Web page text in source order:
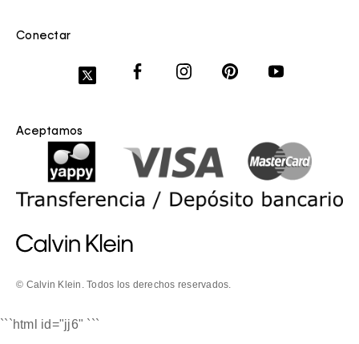
Conectar
Aceptamos
© Calvin Klein. Todos los derechos reservados.
```html id="jj6" ```